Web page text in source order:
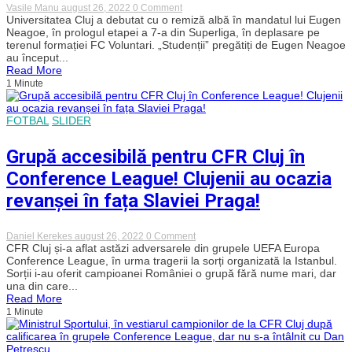
Vasile Manu august 26, 2022 0 Commenton
„U”
Cluj,
echipa
păcii!
cu
o
remiză
banca
alb-
negrilor,
în
deplasare
la
Universitatea Cluj a debutat cu o remiză albă în mandatul lui Eugen
Neagoe, în prologul etapei a 7-a din Superliga, în deplasare pe
terenul formației FC Voluntari. „Studenții” pregătiți de Eugen Neagoe
au început...
Read More
1 Minute
FOTBAL SLIDER
Grupă accesibilă pentru CFR Cluj în
Conference League! Clujenii au ocazia
revanșei în fața Slaviei Praga!
Daniel Kerekes august 26, 2022 0 Commenton
Grupă
accesibilă
pentru
CFR
League!
Clujenii
au
CFR Cluj și-a aflat astăzi adversarele din grupele UEFA Europa
Conference League, în urma tragerii la sorți organizată la Istanbul.
Sorții i-au oferit campioanei României o grupă fără nume mari, dar
una din care...
Read More
1 Minute